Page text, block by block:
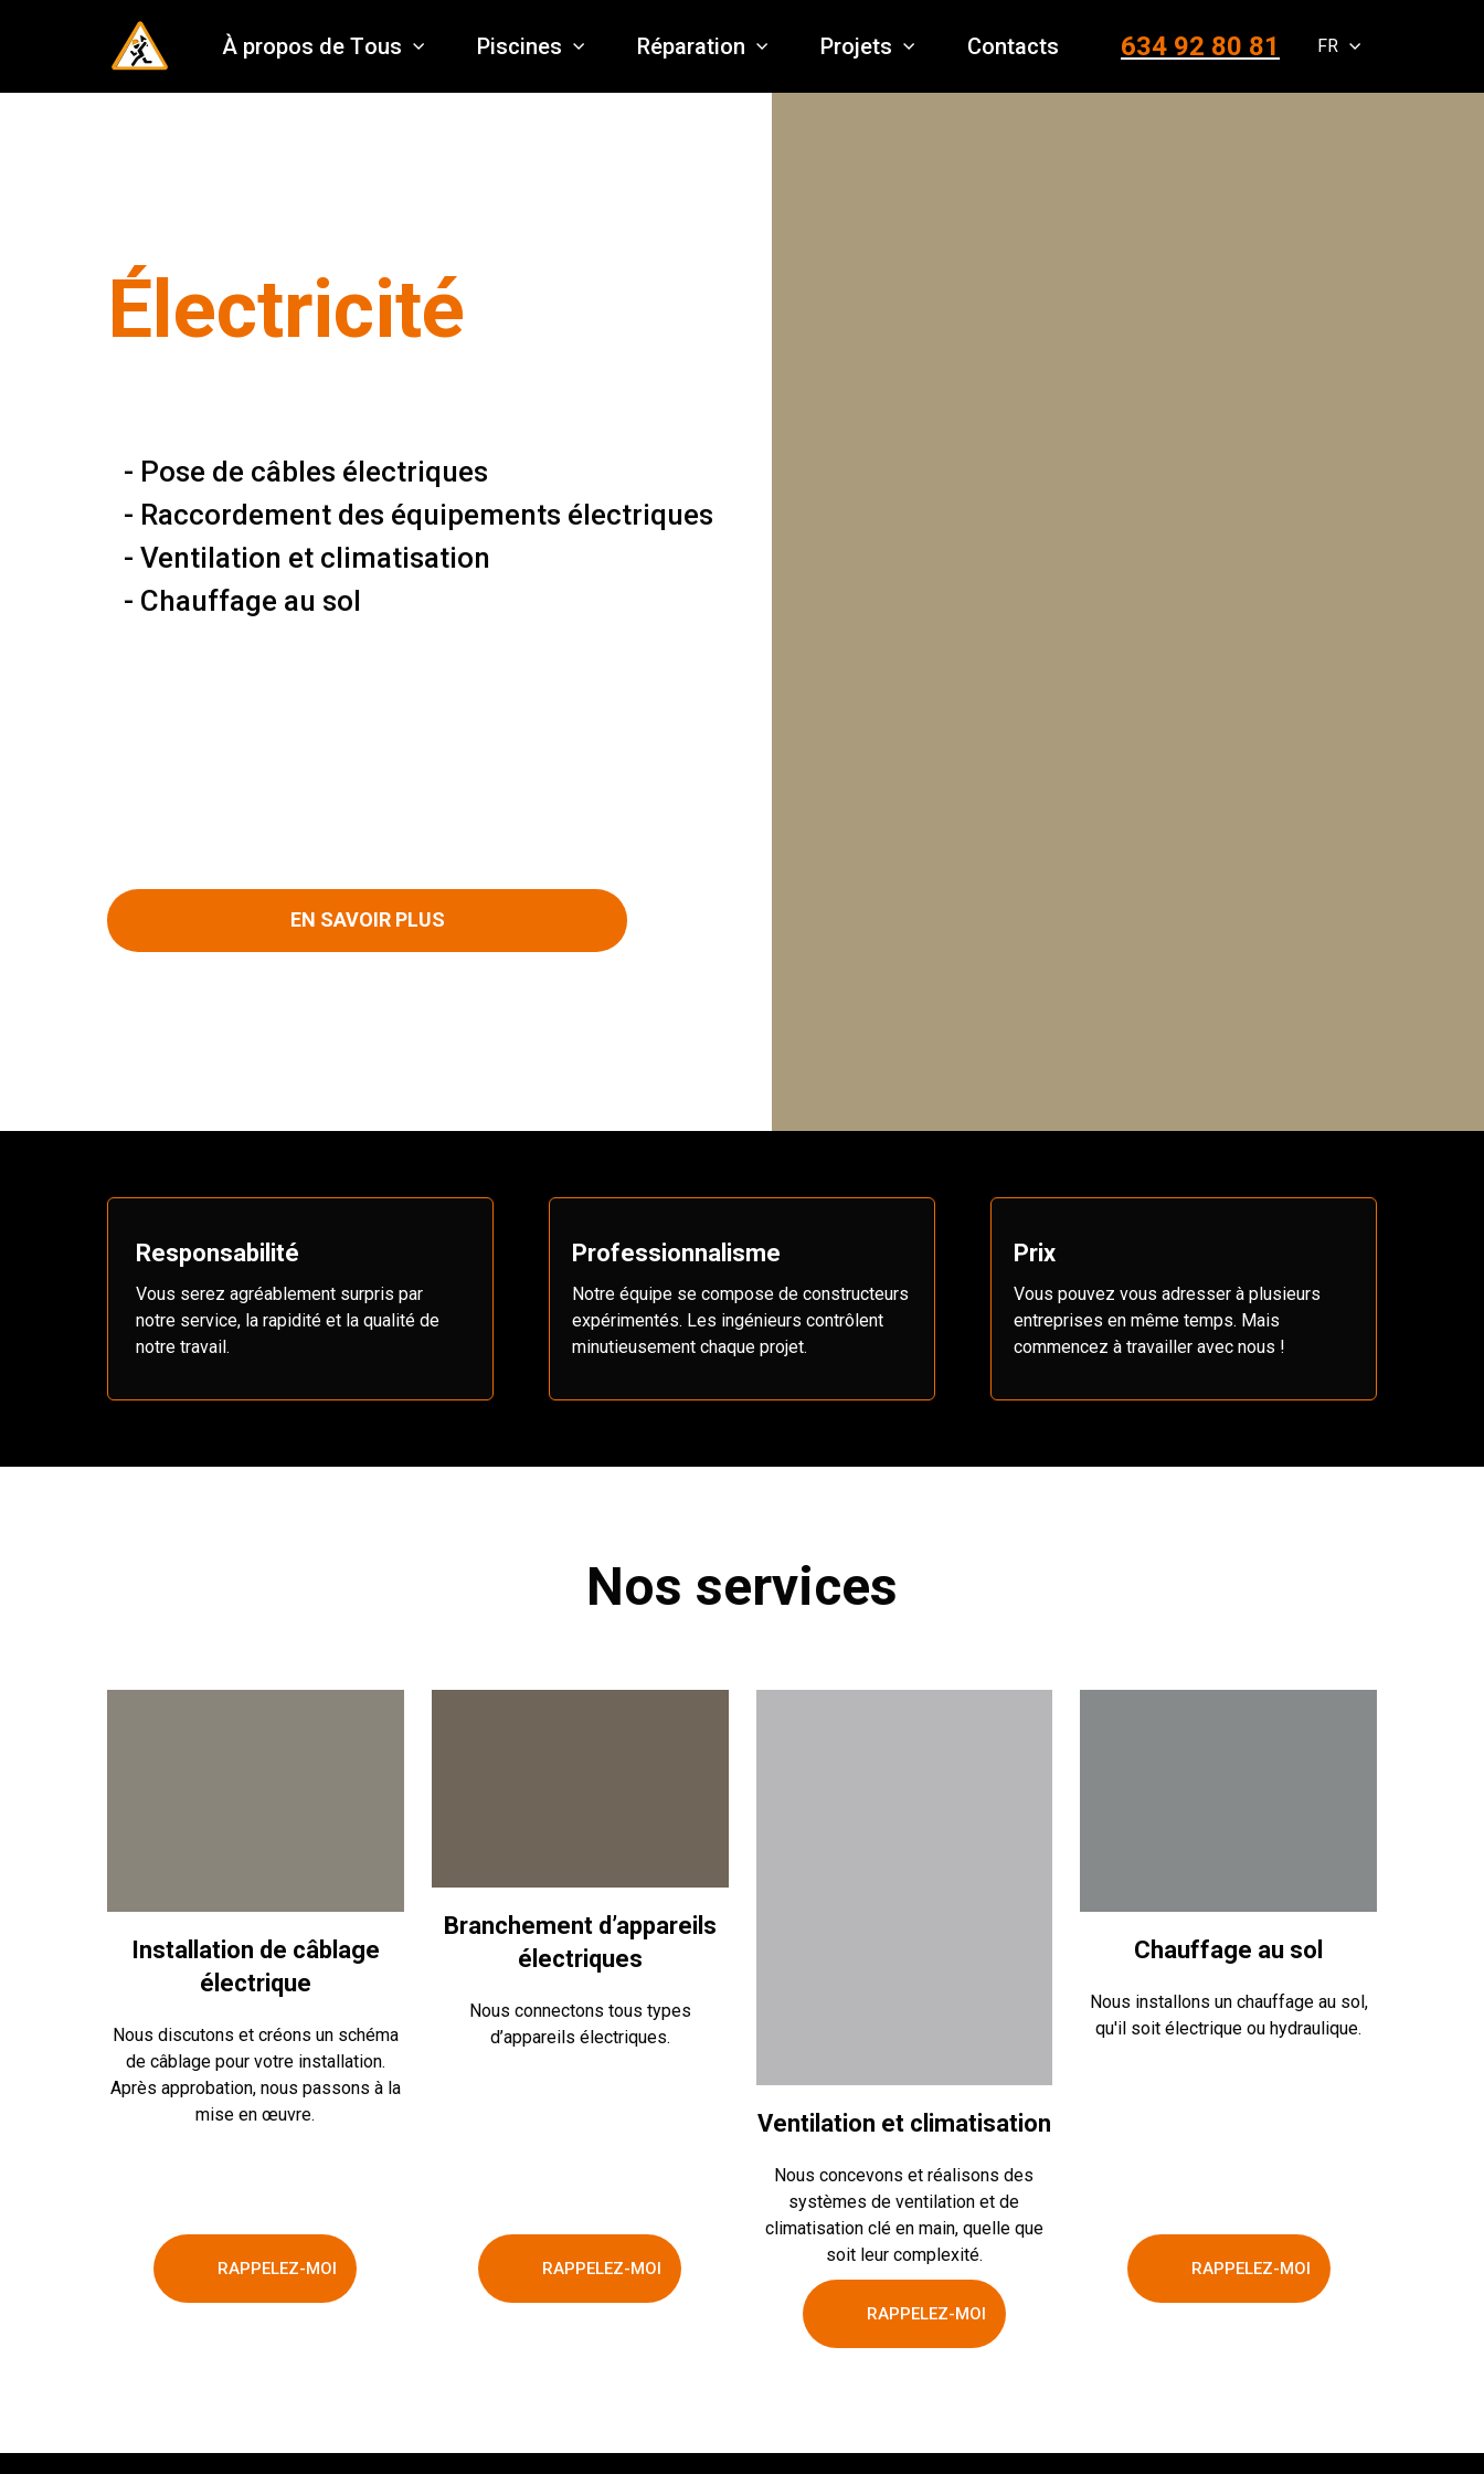
À propos de Тous Piscines Réparation Projets Contacts 634 92 80 81 FR
EN SAVOIR PLUS
- Pose de câbles électriques
- Raccordement des équipements électriques
- Ventilation et climatisation
- Chauffage au sol
Électricité
Responsabilité
Vous serez agréablement surpris par
notre service, la rapidité et la qualité de
notre travail.
Professionnalisme
Notre équipe se compose de constructeurs
expérimentés. Les ingénieurs contrôlent
minutieusement chaque projet.
Prix
Vous pouvez vous adresser à plusieurs
entreprises en même temps. Mais
commencez à travailler avec nous !
Nos services
Installation de câblage
électrique
Nous discutons et créons un schéma
de câblage pour votre installation.
Après approbation, nous passons à la
mise en œuvre.
RAPPELEZ-MOI
Branchement d’appareils
électriques
Nous connectons tous types
d’appareils électriques.
RAPPELEZ-MOI
Ventilation et climatisation
Nous concevons et réalisons des
systèmes de ventilation et de
climatisation clé en main, quelle que
soit leur complexité.
RAPPELEZ-MOI
Chauffage au sol
Nous installons un chauffage au sol,
qu'il soit électrique ou hydraulique.
RAPPELEZ-MOI